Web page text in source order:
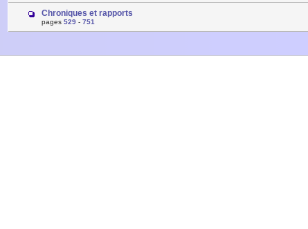
Chroniques et rapports
pages 529 - 751